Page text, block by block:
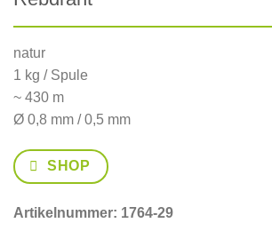
natur
1 kg / Spule
~ 430 m
Ø 0,8 mm / 0,5 mm
SHOP
Artikelnummer: 1764-29